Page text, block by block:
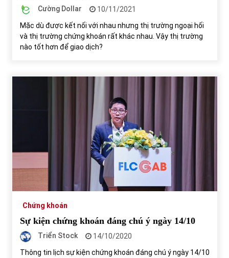
Cường Dollar
10/11/2021
Mặc dù được kết nối với nhau nhưng thị trường ngoại hối
và thị trường chứng khoán rất khác nhau. Vậy thị trường
nào tốt hơn để giao dịch?
Chứng khoán
Sự kiện chứng khoán đáng chú ý ngày 14/10
Triển Stock
14/10/2020
Thông tin lịch sự kiện chứng khoán đáng chú ý ngày 14/10